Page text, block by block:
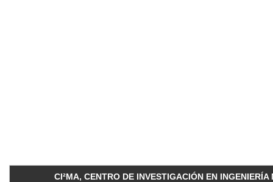
CI²MA, CENTRO DE INVESTIGACIÓN EN